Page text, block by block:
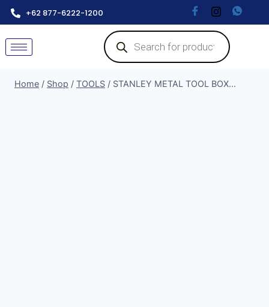
+62 877-6222-1200
Home / Shop / TOOLS / STANLEY METAL TOOL BOX...